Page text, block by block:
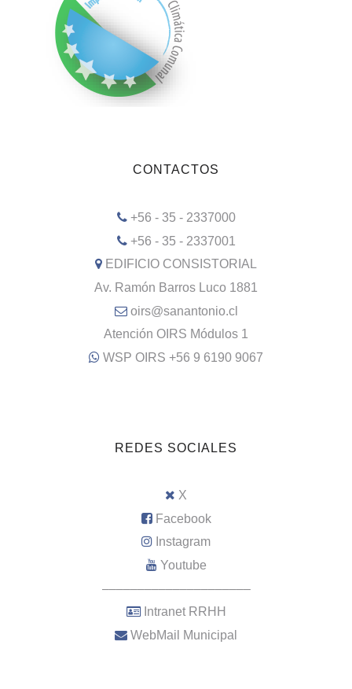
CONTACTOS
+56 - 35 - 2337000
+56 - 35 - 2337001
EDIFICIO CONSISTORIAL
Av. Ramón Barros Luco 1881
oirs@sanantonio.cl
Atención OIRS Módulos 1
WSP OIRS +56 9 6190 9067
REDES SOCIALES
X
Facebook
Instagram
Youtube
–––––––––––––––––––––
Intranet RRHH
WebMail Municipal